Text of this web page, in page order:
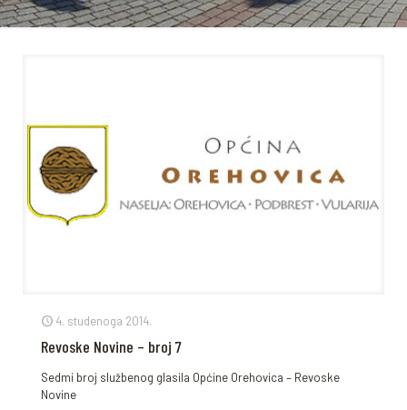
4. studenoga 2014.
Revoske Novine – broj 7
Sedmi broj službenog glasila Općine Orehovica – Revoske
Novine